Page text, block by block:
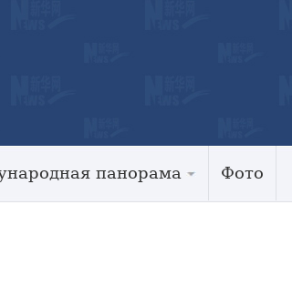
панорама Фото